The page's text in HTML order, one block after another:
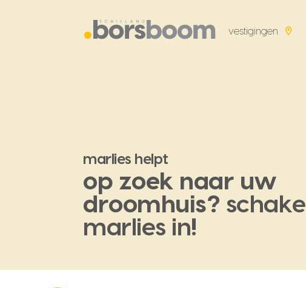
vestigingen
marlies helpt
op zoek naar uw
droomhuis? schakel
marlies in!